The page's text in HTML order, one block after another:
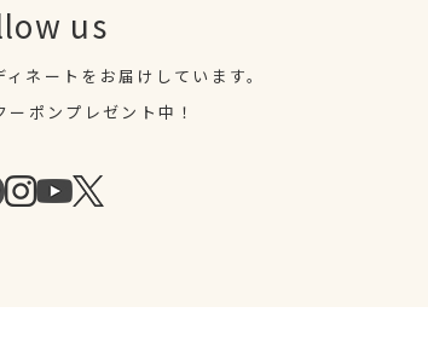
us
ネートを お届けしています。
ポンプレゼント中！